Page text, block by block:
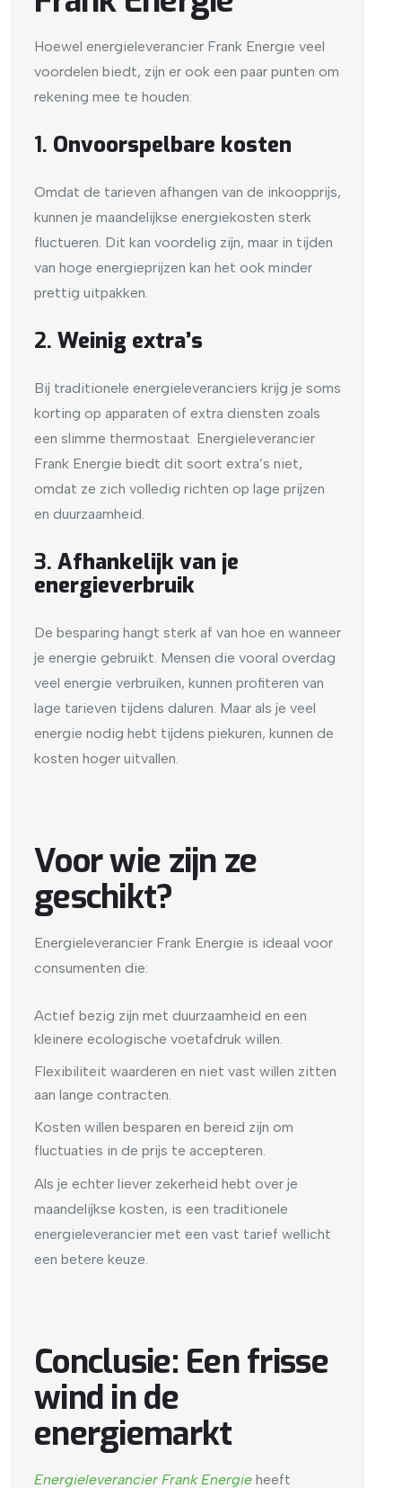
Hoewel energieleverancier Frank Energie veel
voordelen biedt, zijn er ook een paar punten om
rekening mee te houden:
1. Onvoorspelbare kosten
Omdat de tarieven afhangen van de inkoopprijs,
kunnen je maandelijkse energiekosten sterk
fluctueren. Dit kan voordelig zijn, maar in tijden
van hoge energieprijzen kan het ook minder
prettig uitpakken.
2. Weinig extra’s
Bij traditionele energieleveranciers krijg je soms
korting op apparaten of extra diensten zoals
een slimme thermostaat. Energieleverancier
Frank Energie biedt dit soort extra’s niet,
omdat ze zich volledig richten op lage prijzen
en duurzaamheid.
3. Afhankelijk van je
energieverbruik
De besparing hangt sterk af van hoe en wanneer
je energie gebruikt. Mensen die vooral overdag
veel energie verbruiken, kunnen profiteren van
lage tarieven tijdens daluren. Maar als je veel
energie nodig hebt tijdens piekuren, kunnen de
kosten hoger uitvallen.
Voor wie zijn ze
geschikt?
Energieleverancier Frank Energie is ideaal voor
consumenten die:
Actief bezig zijn met duurzaamheid en een
kleinere ecologische voetafdruk willen.
Flexibiliteit waarderen en niet vast willen zitten
aan lange contracten.
Kosten willen besparen en bereid zijn om
fluctuaties in de prijs te accepteren.
Als je echter liever zekerheid hebt over je
maandelijkse kosten, is een traditionele
energieleverancier met een vast tarief wellicht
een betere keuze.
Conclusie: Een frisse
wind in de
energiemarkt
Energieleverancier Frank Energie heeft